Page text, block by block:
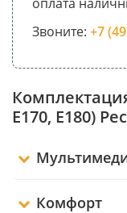
Звоните: +7
E170, E180)
Комфорт